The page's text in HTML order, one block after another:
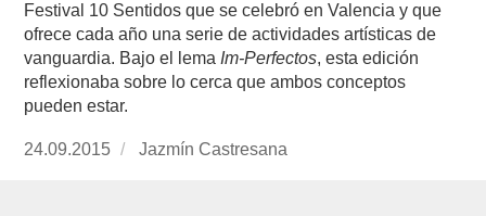
Festival 10 Sentidos que se celebró en Valencia y que
ofrece cada año una serie de actividades artísticas de
vanguardia. Bajo el lema Im-Perfectos, esta edición
reflexionaba sobre lo cerca que ambos conceptos
pueden estar.
Publicado
24.09.2015
https://www.experimenta.es/author/jazmin-
Jazmín Castresana